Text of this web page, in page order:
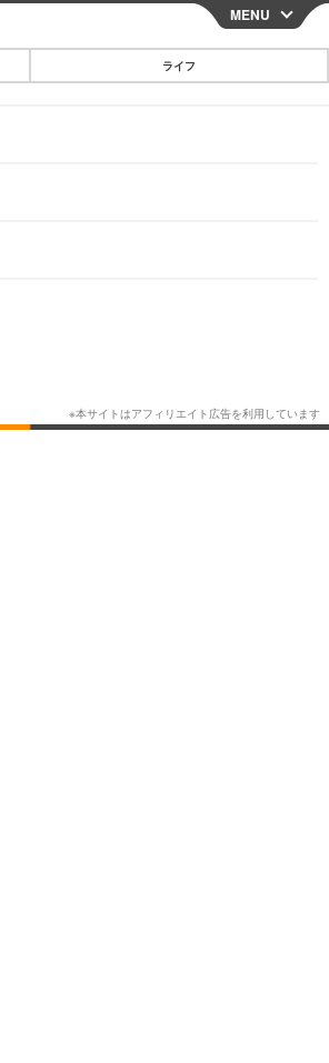
CLOSE
MENU
ライフ